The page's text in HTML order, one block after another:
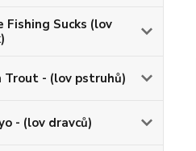
Fishing Sucks (lov
Trout - (lov pstruhů)
- (lov dravců)